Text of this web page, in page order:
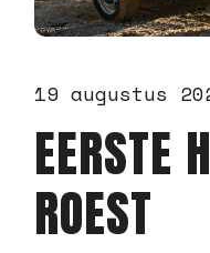
19 augustus
EERSTE
ROEST